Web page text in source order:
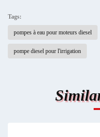
Tags:
pompes à eau pour moteurs diesel
pompe diesel pour l'irrigation